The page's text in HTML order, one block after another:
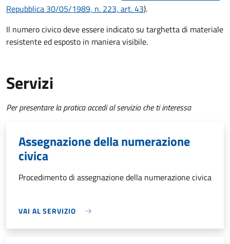
Repubblica 30/05/1989, n. 223, art. 43).
Il numero civico deve essere indicato su targhetta di materiale
resistente ed esposto in maniera visibile.
Servizi
Per presentare la pratica accedi al servizio che ti interessa
Assegnazione della numerazione
civica
Procedimento di assegnazione della numerazione civica
VAI AL SERVIZIO